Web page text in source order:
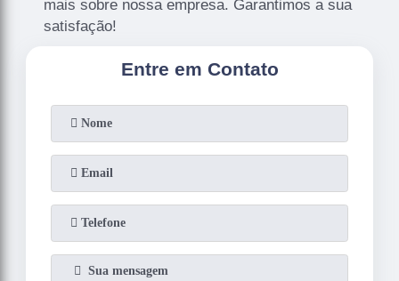
mais sobre nossa empresa. Garantimos a sua
satisfação!
Entre em Contato